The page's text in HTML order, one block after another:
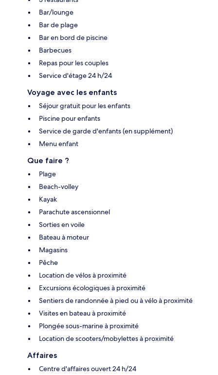
Bar/lounge
Bar de plage
Bar en bord de piscine
Barbecues
Repas pour les couples
Service d'étage 24 h/24
Voyage avec les enfants
Séjour gratuit pour les enfants
Piscine pour enfants
Service de garde d'enfants (en supplément)
Menu enfant
Que faire ?
Plage
Beach-volley
Kayak
Parachute ascensionnel
Sorties en voile
Bateau à moteur
Magasins
Pêche
Location de vélos à proximité
Excursions écologiques à proximité
Sentiers de randonnée à pied ou à vélo à proximité
Visites en bateau à proximité
Plongée sous-marine à proximité
Location de scooters/mobylettes à proximité
Affaires
Centre d'affaires ouvert 24 h/24